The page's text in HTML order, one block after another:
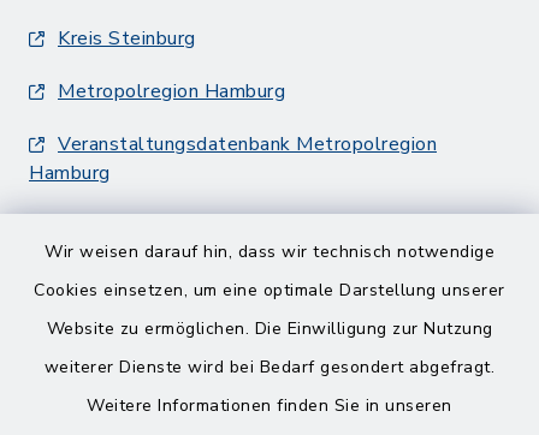
Wir weisen darauf hin, dass wir technisch notwendige
Cookies einsetzen, um eine optimale Darstellung unserer
Website zu ermöglichen. Die Einwilligung zur Nutzung
weiterer Dienste wird bei Bedarf gesondert abgefragt.
Weitere Informationen finden Sie in unseren
Kreis Steinburg
Metropolregion Hamburg
Veranstaltungsdatenbank Metropolregion
Hamburg
Barrierefreiheit